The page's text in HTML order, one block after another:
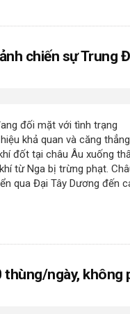
chiến sự Trung
đối mặt với tình trạng
khả quan và căng thẳng
đốt tại châu Âu xuống
từ Nga bị trừng phạt.
qua Đại Tây Dương đến
thùng/ngày, không